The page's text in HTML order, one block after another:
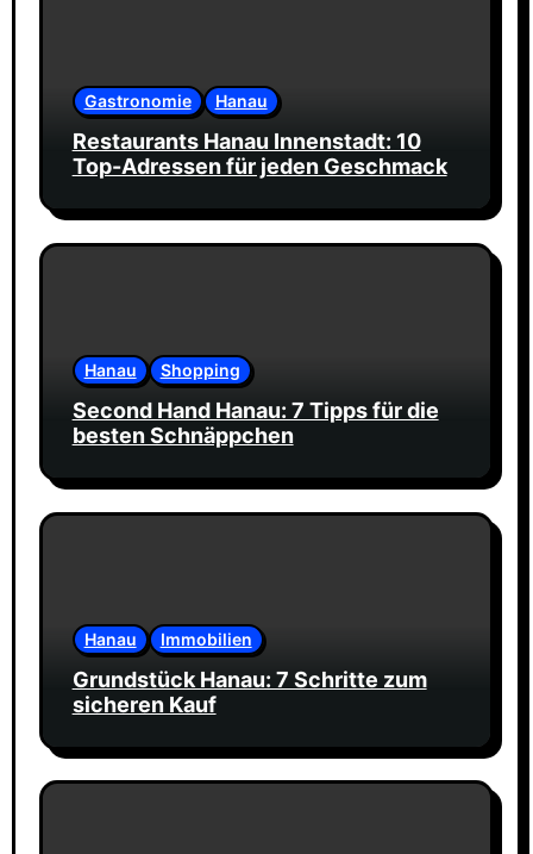
Gastronomie Hanau
Restaurants Hanau Innenstadt: 10
Top-Adressen für jeden Geschmack
Hanau Shopping
Second Hand Hanau: 7 Tipps für die
besten Schnäppchen
Hanau Immobilien
Grundstück Hanau: 7 Schritte zum
sicheren Kauf